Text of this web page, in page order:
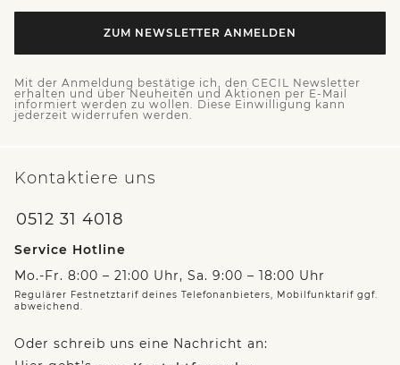
ZUM NEWSLETTER ANMELDEN
Mit der Anmeldung bestätige ich, den CECIL Newsletter
erhalten und über Neuheiten und Aktionen per E-Mail
informiert werden zu wollen. Diese Einwilligung kann
jederzeit widerrufen werden.
Kontaktiere uns
0512 31 4018
Service Hotline
Mo.-Fr. 8:00 – 21:00 Uhr, Sa. 9:00 – 18:00 Uhr
Regulärer Festnetztarif deines Telefonanbieters, Mobilfunktarif ggf.
abweichend.
Oder schreib uns eine Nachricht an: